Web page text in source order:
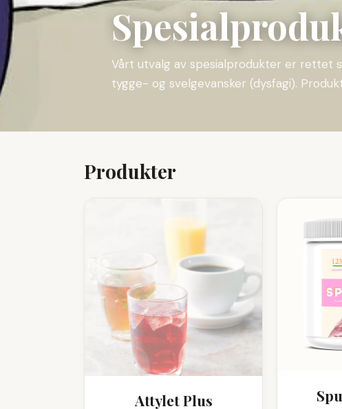
Vårt utvalg av spesialprodukter er rettet
tygge- og svelgevansker (dysfagi).
Produkter
Attylet Plus